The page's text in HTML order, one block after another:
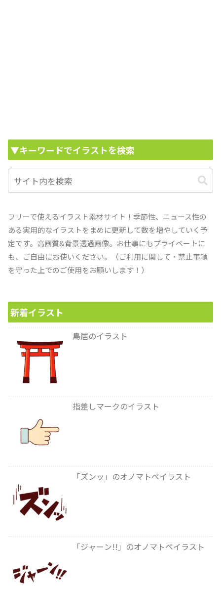
▼キーワードでイラストを検索
フリーで使えるイラスト素材サイト！季節性、ニュース性の
ある実用的なイラストをまめに更新して数を増やしていく予
定です。高画質&背景透過画像。お仕事にもプライベートに
も、ご自由にお使いください。（ご利用に関して・禁止事項
を守った上でのご使用をお願いします！）
新着イラスト
鳥居のイラスト
指差しマークのイラスト
「ズンッ」のオノマトペイラスト
「ジャーン!!」のオノマトペイラスト